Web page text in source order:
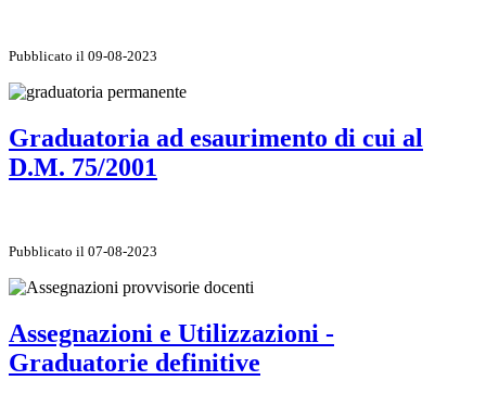
Pubblicato il 09-08-2023
Graduatoria ad esaurimento di cui al
D.M. 75/2001
Pubblicato il 07-08-2023
Assegnazioni e Utilizzazioni -
Graduatorie definitive